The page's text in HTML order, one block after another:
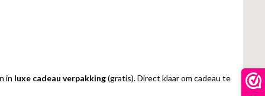
in luxe cadeau verpakking(gratis). Direct klaar om cadeau te